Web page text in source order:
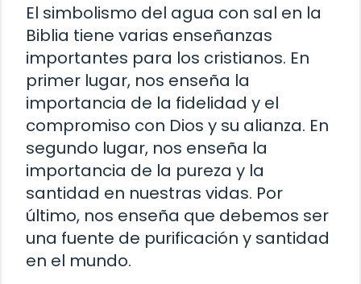
El simbolismo del agua con sal en la
Biblia tiene varias enseñanzas
importantes para los cristianos. En
primer lugar, nos enseña la
importancia de la fidelidad y el
compromiso con Dios y su alianza. En
segundo lugar, nos enseña la
importancia de la pureza y la
santidad en nuestras vidas. Por
último, nos enseña que debemos ser
una fuente de purificación y santidad
en el mundo.